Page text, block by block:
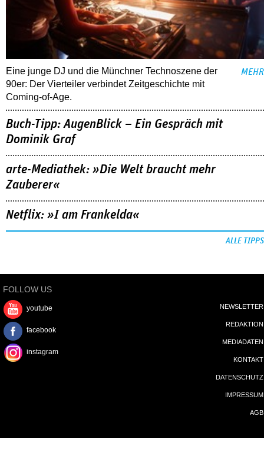
Eine junge DJ und die Münchner Technoszene der
90er: Der Vierteiler verbindet Zeitgeschichte mit
Coming-of-Age.
MEHR
Buch-Tipp: AugenBlick – Ein Gespräch mit
Dominik Graf
arte-Mediathek: »Die Welt braucht mehr
Zauberer«
Netflix: »I am Frankelda«
ALLE TIPPS
FOLLOW US
youtube
facebook
instagram
NEWSLETTER
REDAKTION
MEDIADATEN
KONTAKT
DATENSCHUTZ
IMPRESSUM
AGB